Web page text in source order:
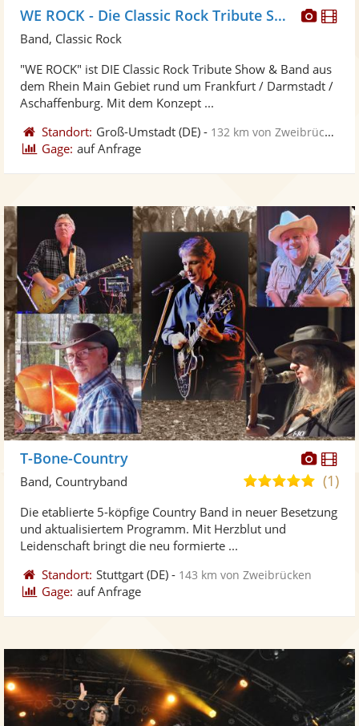
Fotos
WE ROCK - Die Classic Rock Tribute Show
Band, Classic Rock
"WE ROCK" ist DIE Classic Rock Tribute Show & Band aus
dem Rhein Main Gebiet rund um Frankfurt / Darmstadt /
Aschaffenburg. Mit dem Konzept ...
Standort: Groß-Umstadt (DE) - 132 km von Zweibrücken
Gage: auf Anfrage
Fotos
T-Bone-Country
5,0
5
(1)
Band, Countryband
Die etablierte 5-köpfige Country Band in neuer Besetzung
und aktualisiertem Programm. Mit Herzblut und
Leidenschaft bringt die neu formierte ...
Standort: Stuttgart (DE) - 143 km von Zweibrücken
Gage: auf Anfrage